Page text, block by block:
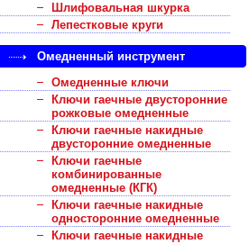
Шлифовальная шкурка
Лепестковые круги
Омедненный инструмент
Омедненные ключи
Ключи гаечные двусторонние
рожковые омедненные
Ключи гаечные накидные
двусторонние омедненные
Ключи гаечные
комбинированные
омедненные (КГК)
Ключи гаечные накидные
односторонние омедненные
Ключи гаечные накидные